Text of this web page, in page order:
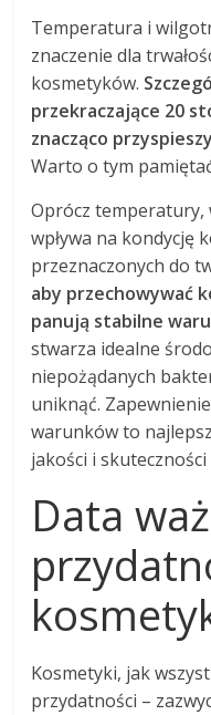
Temperatura i
znaczenie dla
kosmetyków.
przekraczające 20
znacząco
Warto o tym
Oprócz
wpływa na kondycję
przeznaczonych do
aby przechowywać
panują stabilne
stwarza idealne
niepożądanych
uniknąć.
warunków to
jakości i skuteczności
Data
Kosmetyki, jak
przydatności –